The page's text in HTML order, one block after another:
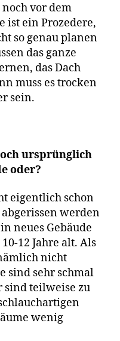
vor dem
ist ein Prozedere,
so genau planen
das ganze
das Dach
muss es trocken
sein.
ursprünglich
oder?
eigentlich schon
abgerissen werden
neues Gebäude
12 Jahre alt. Als
nicht
sind sehr schmal
sind teilweise zu
wenig